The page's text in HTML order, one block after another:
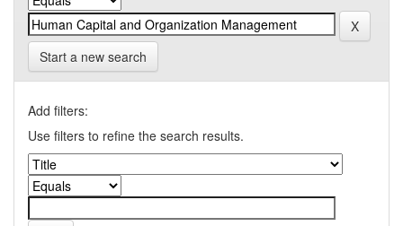
Start a new search
Add filters:
Use filters to refine the search results.